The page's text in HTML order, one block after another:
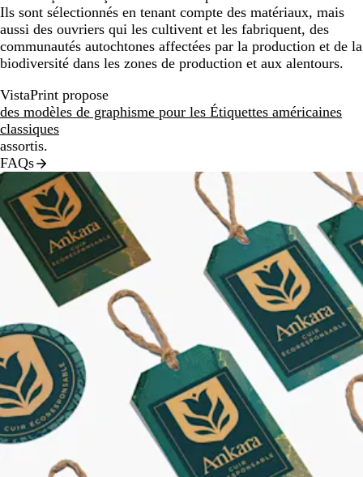
Ils sont sélectionnés en tenant compte des matériaux, mais
aussi des ouvriers qui les cultivent et les fabriquent, des
communautés autochtones affectées par la production et de la
biodiversité dans les zones de production et aux alentours.
VistaPrint propose
des modèles de graphisme pour les Étiquettes américaines
classiques
assortis.
FAQs